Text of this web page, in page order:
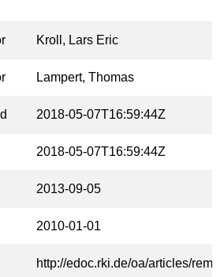
Kroll, Lars Eric
Lampert, Thomas
2018-05-07T16:59:44Z
2018-05-07T16:59:44Z
2013-09-05
2010-01-01
http://edoc.rki.de/oa/articles/